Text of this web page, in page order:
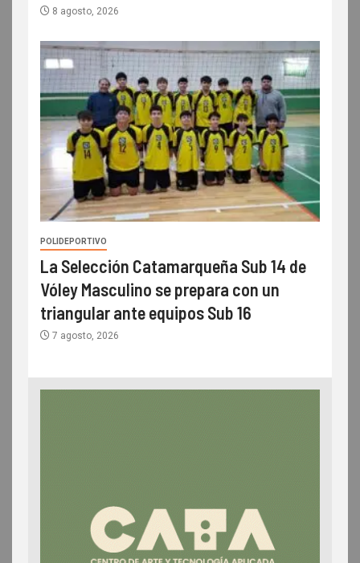
8 agosto, 2026
POLIDEPORTIVO
La Selección Catamarqueña Sub 14 de
Vóley Masculino se prepara con un
triangular ante equipos Sub 16
7 agosto, 2026